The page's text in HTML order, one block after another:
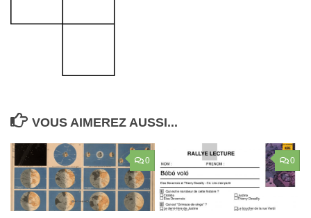
VOUS AIMEREZ AUSSI...
0 0